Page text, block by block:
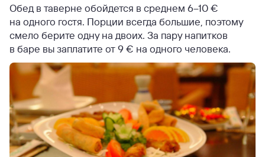
Обед в таверне обойдется в среднем 6–10 €
на одного гостя. Порции всегда большие, поэтому
смело берите одну на двоих. За пару напитков
в баре вы заплатите от 9 € на одного человека.